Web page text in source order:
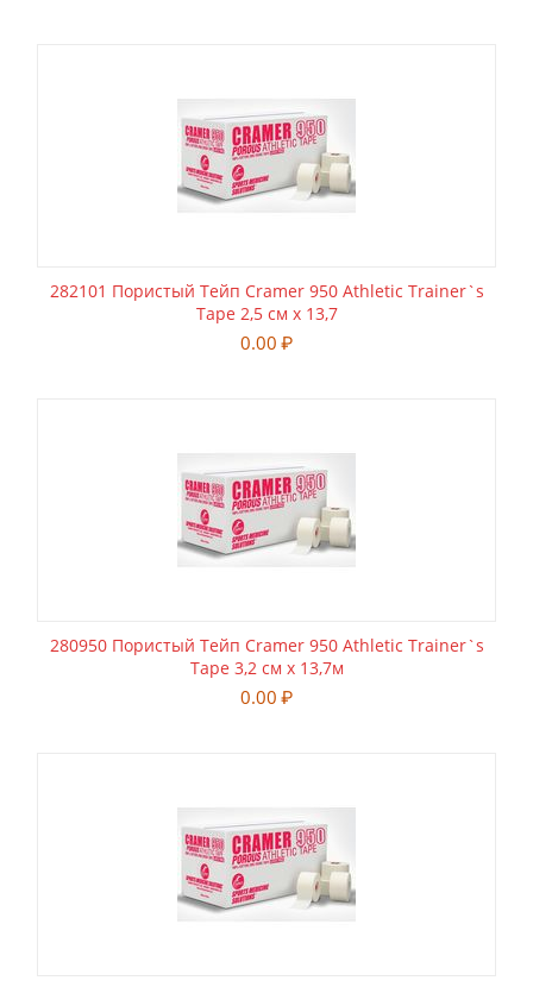
282101 Пористый Тейп Cramer 950 Athletic Trainer`s
Tape 2,5 см х 13,7
0.00 ₽
280950 Пористый Тейп Cramer 950 Athletic Trainer`s
Tape 3,2 см х 13,7м
0.00 ₽